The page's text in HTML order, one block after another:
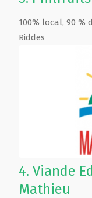
100% local, 90
Riddes
4. Viande
Mathieu